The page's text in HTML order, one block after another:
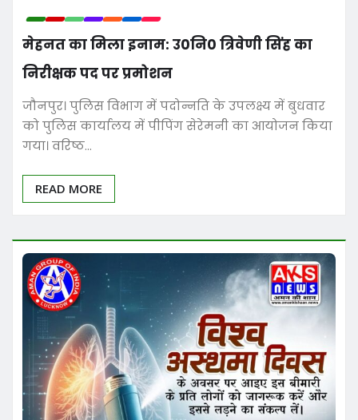
मेहनत का मिला इनाम: उ0नि0 त्रिवेणी सिंह का
निरीक्षक पद पर प्रमोशन
जौनपुर। पुलिस विभाग में पदोन्नति के उपलक्ष्य में बुधवार
को पुलिस कार्यालय में पीपिंग सेरेमनी का आयोजन किया
गया। वरिष्ठ…
READ MORE